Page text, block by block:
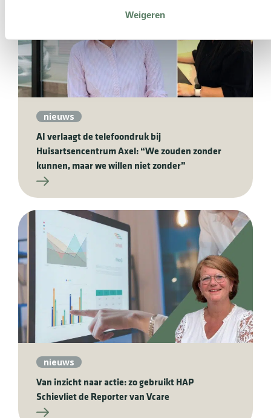
Weigeren
nieuws
AI verlaagt de telefoondruk bij
Huisartsencentrum Axel: “We zouden zonder
kunnen, maar we willen niet zonder”
nieuws
Van inzicht naar actie: zo gebruikt HAP
Schievliet de Reporter van Vcare